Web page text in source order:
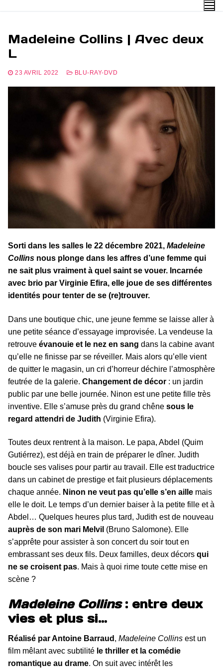
Madeleine Collins | Avec deux
L
23 AVRIL 2022 BLU-RAY-DVD
Sorti dans les salles le 22 décembre 2021, Madeleine
Collins nous plonge dans les affres d’une femme qui
ne sait plus vraiment à quel saint se vouer. Incarnée
avec brio par Virginie Efira, elle joue de ses différentes
identités pour tenter de se (re)trouver.
Dans une boutique chic, une jeune femme se laisse aller à
une petite séance d’essayage improvisée. La vendeuse la
retrouve évanouie et le nez en sang dans la cabine avant
qu’elle ne finisse par se réveiller. Mais alors qu’elle vient
de quitter le magasin, un cri d’horreur déchire l’atmosphère
feutrée de la galerie. Changement de décor : un jardin
public par une belle journée. Ninon est une petite fille très
inventive. Elle s’amuse près du grand chêne sous le
regard attendri de Judith (Virginie Efira).
Toutes deux rentrent à la maison. Le papa, Abdel (Quim
Gutiérrez), est déjà en train de préparer le dîner. Judith
boucle ses valises pour partir au travail. Elle est traductrice
dans un cabinet de prestige et fait plusieurs déplacements
chaque année. Ninon ne veut pas qu’elle s’en aille mais
elle le doit. Le temps d’un dernier baiser à la petite fille et à
Abdel… Quelques heures plus tard, Judith est de nouveau
auprès de son mari Melvil (Bruno Salomone). Elle
s’apprête pour assister à son concert du soir tout en
embrassant ses deux fils. Deux familles, deux décors qui
ne se croisent pas. Mais à quoi rime toute cette mise en
scène ?
Madeleine Collins: entre deux
vies et plus si…
Réalisé par Antoine Barraud , Madeleine Collins est un
film mêlant avec subtilité le thriller et la comédie
romantique au drame. On suit avec intérêt les